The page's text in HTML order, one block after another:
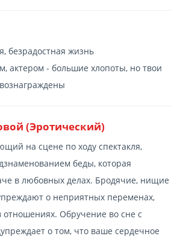
безрадостная жизнь
актером - большие хлопоты, но твои
(Эротический)
на сцене по ходу спектакля,
беды, которая
в любовных делах. Бродячие, нищие
о неприятных переменах,
отношениях. Обручение во сне с
о том, что ваше сердечное